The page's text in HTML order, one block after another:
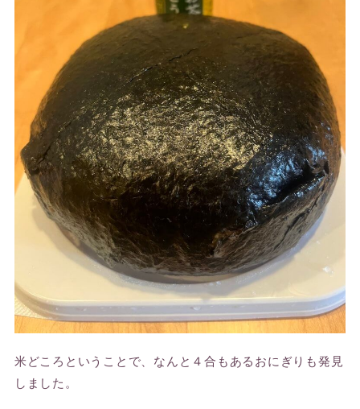
米どころということで、なんと４合もあるおにぎりも発見
しました。